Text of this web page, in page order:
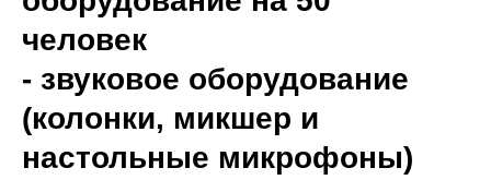
человек
- звуковое оборудование
(колонки, микшер и
настольные микрофоны)